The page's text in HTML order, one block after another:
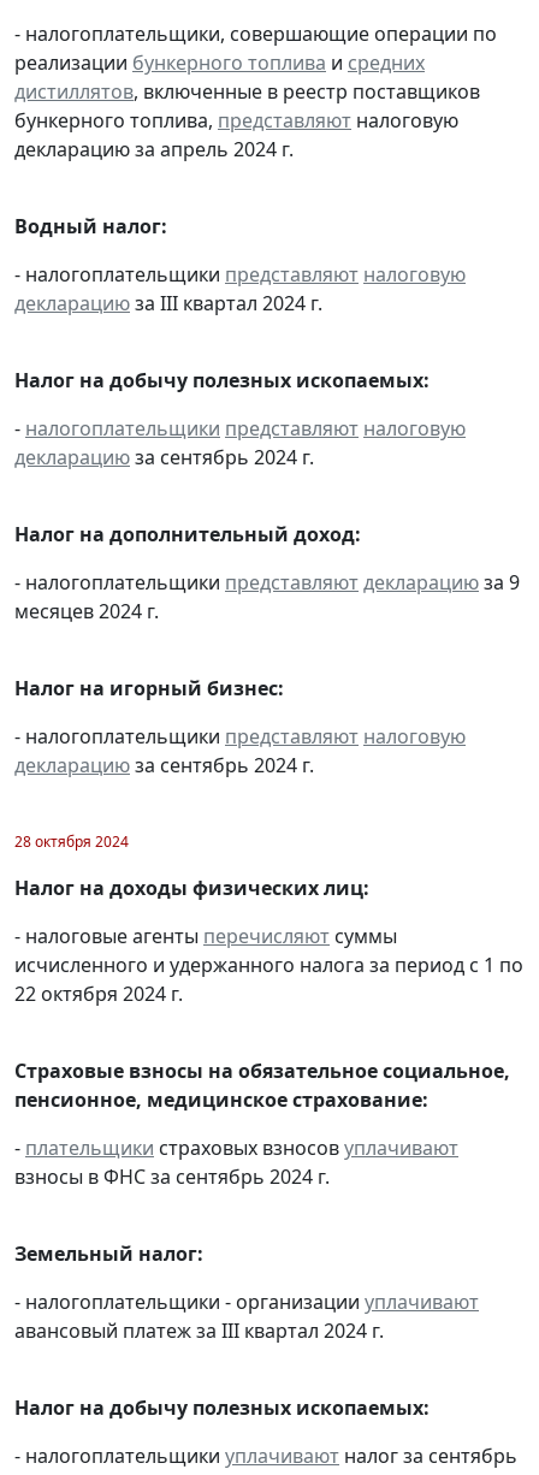
- налогоплательщики, совершающие операции по
реализации бункерного топлива и средних
дистиллятов, включенные в реестр поставщиков
бункерного топлива, представляют налоговую
декларацию за апрель 2024 г.
Водный налог:
- налогоплательщики представляют налоговую
декларациюза III квартал 2024 г.
Налог на добычу полезных ископаемых:
- налогоплательщики представляют налоговую
декларациюза сентябрь 2024 г.
Налог на дополнительный доход:
- налогоплательщики представляютдекларациюза 9
месяцев 2024 г.
Налог на игорный бизнес:
- налогоплательщики представляют налоговую
декларациюза сентябрь 2024 г.
28 октября 2024
Налог на доходы физических лиц:
- налоговые агенты перечисляют суммы
исчисленного и удержанного налога за период с 1 по
22 октября 2024 г.
Страховые взносы на обязательное социальное,
пенсионное, медицинское страхование:
- плательщики страховых взносовуплачивают
взносы в ФНС за сентябрь 2024 г.
Земельный налог:
- налогоплательщики - организации уплачивают
авансовый платеж за III квартал 2024 г.
Налог на добычу полезных ископаемых:
- налогоплательщики уплачивают налог за сентябрь